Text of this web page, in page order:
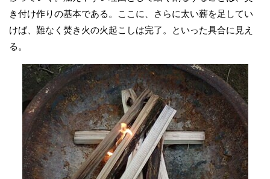
き付け作りの基本である。ここに、さらに太い薪を足してい
けば、難なく焚き火の火起こしは完了。といった具合に見え
る。